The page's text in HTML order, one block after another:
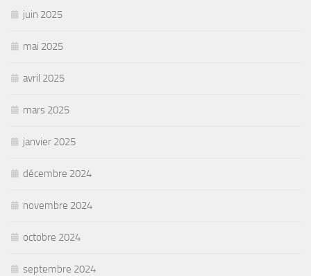
juin 2025
mai 2025
avril 2025
mars 2025
janvier 2025
décembre 2024
novembre 2024
octobre 2024
septembre 2024